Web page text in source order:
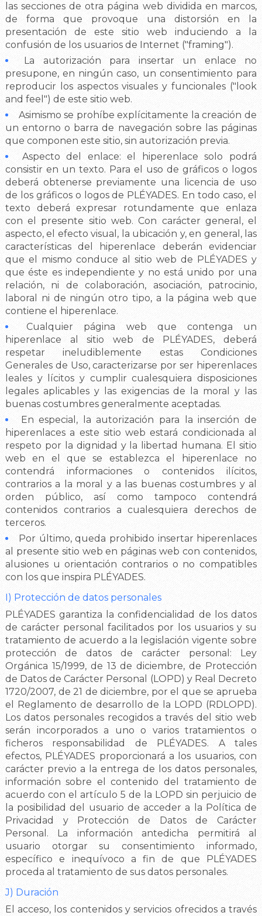
las secciones de otra página web dividida en marcos,
de forma que provoque una distorsión en la
presentación de este sitio web induciendo a la
confusión de los usuarios de Internet ("framing").
La autorización para insertar un enlace no
presupone, en ningún caso, un consentimiento para
reproducir los aspectos visuales y funcionales ("look
and feel") de este sitio web.
Asimismo se prohíbe explícitamente la creación de
un entorno o barra de navegación sobre las páginas
que componen este sitio, sin autorización previa.
Aspecto del enlace: el hiperenlace solo podrá
consistir en un texto. Para el uso de gráficos o logos
deberá obtenerse previamente una licencia de uso
de los gráficos o logos de PLÉYADES. En todo caso, el
texto deberá expresar rotundamente que enlaza
con el presente sitio web. Con carácter general, el
aspecto, el efecto visual, la ubicación y, en general, las
características del hiperenlace deberán evidenciar
que el mismo conduce al sitio web de PLÉYADES y
que éste es independiente y no está unido por una
relación, ni de colaboración, asociación, patrocinio,
laboral ni de ningún otro tipo, a la página web que
contiene el hiperenlace.
Cualquier página web que contenga un
hiperenlace al sitio web de PLÉYADES, deberá
respetar ineludiblemente estas Condiciones
Generales de Uso, caracterizarse por ser hiperenlaces
leales y lícitos y cumplir cualesquiera disposiciones
legales aplicables y las exigencias de la moral y las
buenas costumbres generalmente aceptadas.
En especial, la autorización para la inserción de
hiperenlaces a este sitio web estará condicionada al
respeto por la dignidad y la libertad humana. El sitio
web en el que se establezca el hiperenlace no
contendrá informaciones o contenidos ilícitos,
contrarios a la moral y a las buenas costumbres y al
orden público, así como tampoco contendrá
contenidos contrarios a cualesquiera derechos de
terceros.
Por último, queda prohibido insertar hiperenlaces
al presente sitio web en páginas web con contenidos,
alusiones u orientación contrarios o no compatibles
con los que inspira PLÉYADES.
I) Protección de datos personales
PLÉYADES garantiza la confidencialidad de los datos
de carácter personal facilitados por los usuarios y su
tratamiento de acuerdo a la legislación vigente sobre
protección de datos de carácter personal: Ley
Orgánica 15/1999, de 13 de diciembre, de Protección
de Datos de Carácter Personal (LOPD) y Real Decreto
1720/2007, de 21 de diciembre, por el que se aprueba
el Reglamento de desarrollo de la LOPD (RDLOPD).
Los datos personales recogidos a través del sitio web
serán incorporados a uno o varios tratamientos o
ficheros responsabilidad de PLÉYADES. A tales
efectos, PLÉYADES proporcionará a los usuarios, con
carácter previo a la entrega de los datos personales,
información sobre el contenido del tratamiento de
acuerdo con el artículo 5 de la LOPD sin perjuicio de
la posibilidad del usuario de acceder a la Política de
Privacidad y Protección de Datos de Carácter
Personal. La información antedicha permitirá al
usuario otorgar su consentimiento informado,
específico e inequívoco a fin de que PLÉYADES
proceda al tratamiento de sus datos personales.
J) Duración
El acceso, los contenidos y servicios ofrecidos a través